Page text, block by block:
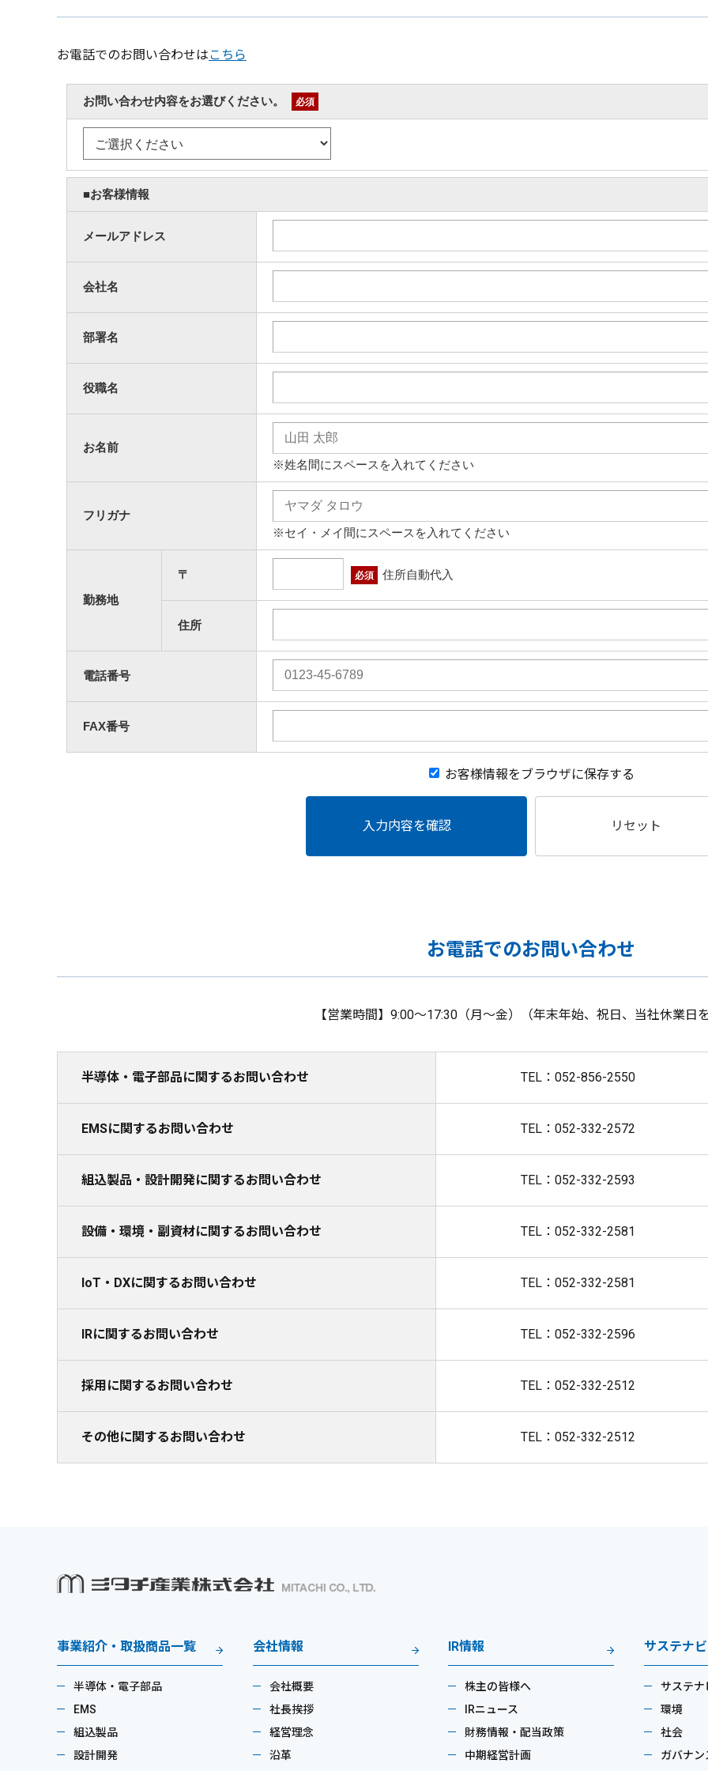
お電話でのお問い合わせはこちら
お問い合わせ内容をお選びください。 必須
■お客様情報
メールアドレス
会社名
部署名
役職名
お名前
※姓名間にスペースを入れてください
フリガナ
※セイ・メイ間にスペースを入れてください
勤務地
〒 必須 住所自動代入
住所
電話番号
FAX番号
お客様情報をブラウザに保存する
入力内容を確認 リセット
お電話でのお問い合わせ
【営業時間】9:00～17:30（月～金）（年末年始、祝日、当社休業日
半導体・電子部品に関するお問い合わせ TEL：052-856-2550
EMSに関するお問い合わせ TEL：052-332-2572
組込製品・設計開発に関するお問い合わせ TEL：052-332-2593
設備・環境・副資材に関するお問い合わせ TEL：052-332-2581
IoT・DXに関するお問い合わせ TEL：052-332-2581
IRに関するお問い合わせ TEL：052-332-2596
採用に関するお問い合わせ TEL：052-332-2512
その他に関するお問い合わせ TEL：052-332-2512
事業紹介・取扱商品一覧
半導体・電子部品
EMS
組込製品
設計開発
会社情報
会社概要
社長挨拶
経営理念
沿革
IR情報
株主の皆様へ
IRニュース
財務情報・配当政策
中期経営計画
サステナ
サステナ
環境
社会
ガバナン